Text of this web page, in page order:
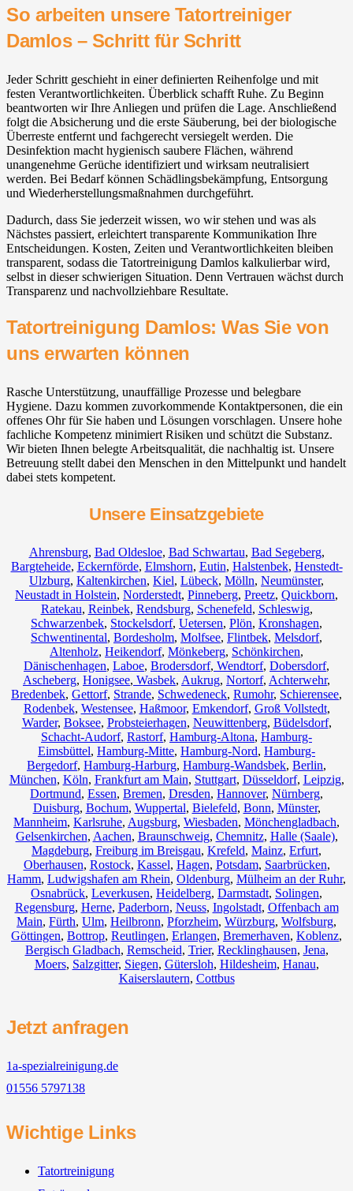
So arbeiten unsere Tatortreiniger
Damlos – Schritt für Schritt
Jeder Schritt geschieht in einer definierten Reihenfolge und mit
festen Verantwortlichkeiten. Überblick schafft Ruhe. Zu Beginn
beantworten wir Ihre Anliegen und prüfen die Lage. Anschließend
folgt die Absicherung und die erste Säuberung, bei der biologische
Überreste entfernt und fachgerecht versiegelt werden. Die
Desinfektion macht hygienisch saubere Flächen, während
unangenehme Gerüche identifiziert und wirksam neutralisiert
werden. Bei Bedarf können Schädlingsbekämpfung, Entsorgung
und Wiederherstellungsmaßnahmen durchgeführt.
Dadurch, dass Sie jederzeit wissen, wo wir stehen und was als
Nächstes passiert, erleichtert transparente Kommunikation Ihre
Entscheidungen. Kosten, Zeiten und Verantwortlichkeiten bleiben
transparent, sodass die Tatortreinigung Damlos kalkulierbar wird,
selbst in dieser schwierigen Situation. Denn Vertrauen wächst durch
Transparenz und nachvollziehbare Resultate.
Tatortreinigung Damlos: Was Sie von
uns erwarten können
Rasche Unterstützung, unauffällige Prozesse und belegbare
Hygiene. Dazu kommen zuvorkommende Kontaktpersonen, die ein
offenes Ohr für Sie haben und Lösungen vorschlagen. Unsere hohe
fachliche Kompetenz minimiert Risiken und schützt die Substanz.
Wir bieten Ihnen belegte Arbeitsqualität, die nachhaltig ist. Unsere
Betreuung stellt dabei den Menschen in den Mittelpunkt und handelt
dabei stets kompetent.
Unsere Einsatzgebiete
Ahrensburg, Bad Oldesloe, Bad Schwartau, Bad Segeberg,
Bargteheide, Eckernförde, Elmshorn, Eutin, Halstenbek, Henstedt-
Ulzburg, Kaltenkirchen, Kiel, Lübeck, Mölln, Neumünster,
Neustadt in Holstein, Norderstedt, Pinneberg, Preetz, Quickborn,
Ratekau, Reinbek, Rendsburg, Schenefeld, Schleswig,
Schwarzenbek, Stockelsdorf, Uetersen, Plön, Kronshagen,
Schwentinental, Bordesholm, Molfsee, Flintbek, Melsdorf,
Altenholz, Heikendorf, Mönkeberg, Schönkirchen,
Dänischenhagen, Laboe, Brodersdorf, Wendtorf, Dobersdorf,
Ascheberg, Honigsee, Wasbek, Aukrug, Nortorf, Achterwehr,
Bredenbek, Gettorf, Strande, Schwedeneck, Rumohr, Schierensee,
Rodenbek, Westensee, Haßmoor, Emkendorf, Groß Vollstedt,
Warder, Boksee, Probsteierhagen, Neuwittenberg, Büdelsdorf,
Schacht-Audorf, Rastorf, Hamburg-Altona, Hamburg-
Eimsbüttel, Hamburg-Mitte, Hamburg-Nord, Hamburg-
Bergedorf, Hamburg-Harburg, Hamburg-Wandsbek, Berlin,
München, Köln, Frankfurt am Main, Stuttgart, Düsseldorf, Leipzig,
Dortmund, Essen, Bremen, Dresden, Hannover, Nürnberg,
Duisburg, Bochum, Wuppertal, Bielefeld, Bonn, Münster,
Mannheim, Karlsruhe, Augsburg, Wiesbaden, Mönchengladbach,
Gelsenkirchen, Aachen, Braunschweig, Chemnitz⁠, Halle (Saale),
Magdeburg, Freiburg im Breisgau, Krefeld, Mainz, Erfurt,
Oberhausen, Rostock, Kassel, Hagen, Potsdam, Saarbrücken,
Hamm, Ludwigshafen am Rhein, Oldenburg, Mülheim an der Ruhr,
Osnabrück, Leverkusen, Heidelberg, Darmstadt, Solingen,
Regensburg, Herne, Paderborn, Neuss, Ingolstadt, Offenbach am
Main, Fürth, Ulm, Heilbronn, Pforzheim, Würzburg, Wolfsburg,
Göttingen, Bottrop, Reutlingen, Erlangen, Bremerhaven, Koblenz,
Bergisch Gladbach, Remscheid, Trier, Recklinghausen, Jena,
Moers, Salzgitter, Siegen, Gütersloh, Hildesheim, Hanau,
Kaiserslautern, Cottbus
Jetzt anfragen
1a-spezialreinigung.de
01556 5797138
Wichtige Links
Tatortreinigung